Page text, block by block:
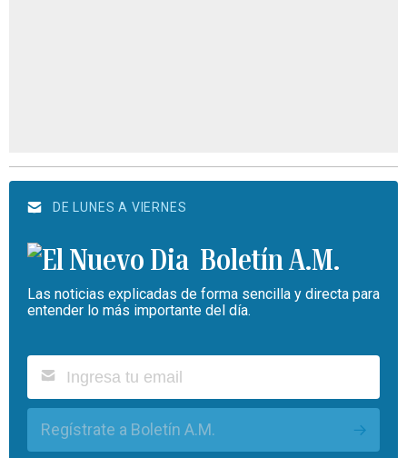
DE LUNES A VIERNES
Boletín A.M.
Las noticias explicadas de forma sencilla y directa para
entender lo más importante del día.
Regístrate a Boletín A.M.